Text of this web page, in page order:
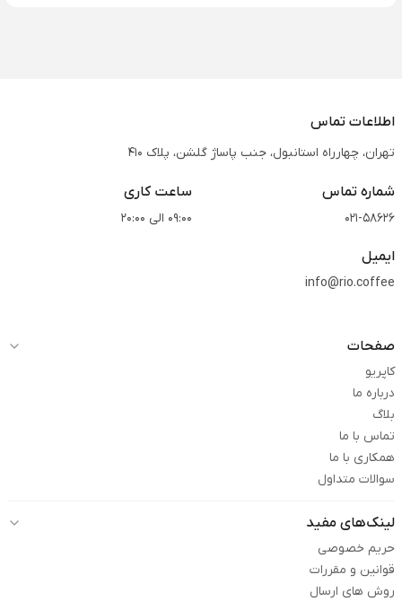
اطلاعات تماس
تهران، چهارراه استانبول، جنب پاساژ گلشن، پلاک 410
شماره تماس
021-58626
ساعت کاری
09:00 الی 20:00
ایمیل
info@rio.coffee
صفحات
کاپریو
درباره ما
بلاگ
تماس با ما
همکاری با ما
سوالات متداول
لینک‌های مفید
حریم خصوصی
قوانین و مقررات
روش های ارسال